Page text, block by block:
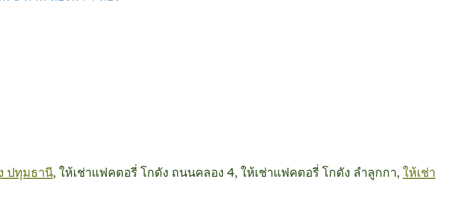
ปทุมธานี, ให้เช่าแฟคตอรี่ โกดัง ถนนคลอง 4, ให้เช่าแฟคตอรี่ โกดัง ลำลูกกา, ให้เช่า